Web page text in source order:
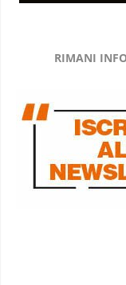
RIMANI